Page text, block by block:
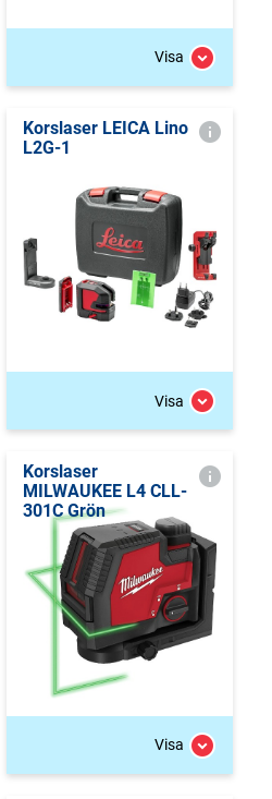
Visa
Korslaser LEICA Lino
L2G-1
Visa
Korslaser
MILWAUKEE L4 CLL-
301C Grön
Visa